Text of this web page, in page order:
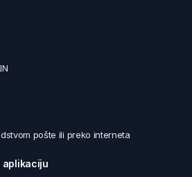
pošte ili preko interneta
aplikaciju